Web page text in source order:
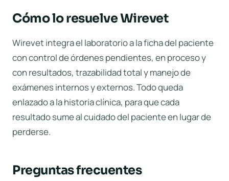
Cómo lo resuelve Wirevet
Wirevet integra el laboratorio a la ficha del paciente
con control de órdenes pendientes, en proceso y
con resultados, trazabilidad total y manejo de
exámenes internos y externos. Todo queda
enlazado a la historia clínica, para que cada
resultado sume al cuidado del paciente en lugar de
perderse.
Preguntas frecuentes